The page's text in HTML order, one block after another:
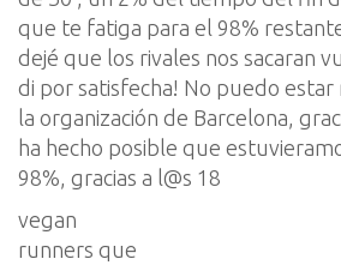
que te fatiga para el 98%
dejé que los rivales nos sacaran
di por satisfecha! No puedo estar
la organización de Barcelona,
ha hecho posible que
98%, gracias a l@s 18
vegan
runners que